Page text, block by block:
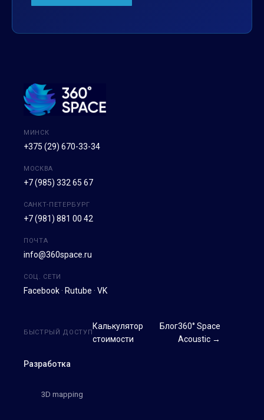
МИНСК
+375 (29) 670-33-34
МОСКВА
+7 (985) 332 65 67
САНКТ-ПЕТЕРБУРГ
+7 (981) 881 00 42
ПОЧТА
info@360space.ru
СОЦ. СЕТИ
Facebook · Rutube · VK
Разработка
3D mapping
БЫСТРЫЙ ДОСТУП
Калькулятор
стоимости
Блог360° Space
Acoustic →